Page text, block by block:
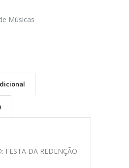
Músicas
FESTA DA REDENÇÃO